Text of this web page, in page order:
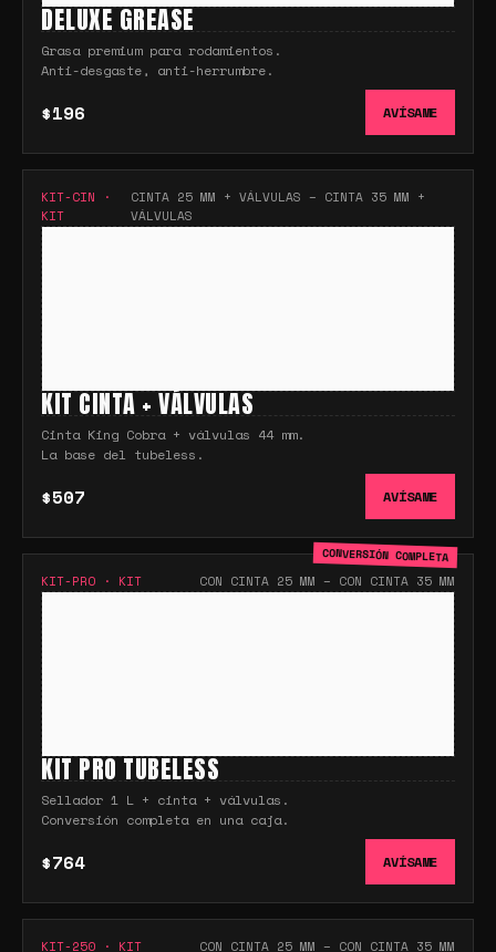
DELUXE GREASE
Grasa premium para rodamientos.
Anti-desgaste, anti-herrumbre.
$196 AVÍSAME
KIT-CIN ·
KIT
CINTA 25 MM + VÁLVULAS – CINTA 35 MM +
VÁLVULAS
KIT CINTA + VÁLVULAS
Cinta King Cobra + válvulas 44 mm.
La base del tubeless.
$507 AVÍSAME
CONVERSIÓN COMPLETA
KIT-PRO · KIT CON CINTA 25 MM – CON CINTA 35 MM
KIT PRO TUBELESS
Sellador 1 L + cinta + válvulas.
Conversión completa en una caja.
$764 AVÍSAME
KIT-250 · KIT CON CINTA 25 MM – CON CINTA 35 MM